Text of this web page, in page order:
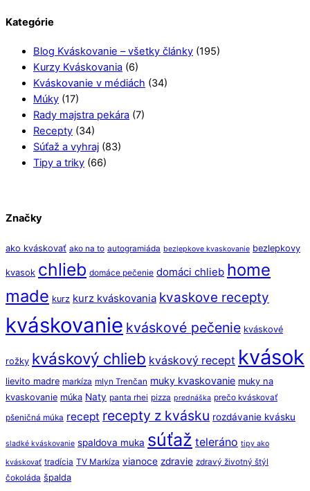
Kategórie
Blog Kváskovanie – všetky články (195)
Kurzy Kváskovania (6)
Kváskovanie v médiách (34)
Múky (17)
Rady majstra pekára (7)
Recepty (34)
Súťaž a vyhraj (83)
Tipy a triky (66)
Značky
ako kváskovať ako na to autogramiáda bezlepkove kvaskovanie bezlepkovy
kvasok chlieb domáce pečenie domáci chlieb home
made kurz kurz kváskovania kvaskove recepty
kváskovanie kváskové pečenie kváskové
rožky kváskový chlieb kváskový recept kvások
lievito madre markíza mlyn Trenčan muky kvaskovanie muky na
kvaskovanie múka Naty panta rhei pizza prednáška prečo kváskovať
pšeničná múka recept recepty z kvásku rozdávanie kvásku
sladké kváskovanie spaldova muka súťaž teleráno tipy ako
kváskovať tradícia TV Markíza vianoce zdravie zdravý životný štýl
čokoláda špalda